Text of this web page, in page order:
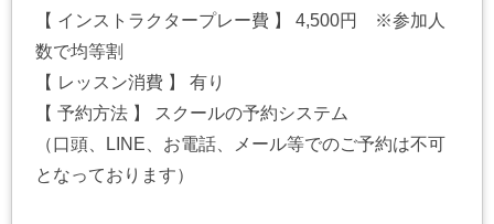
【 インストラクタープレー費 】 4,500円 ※参加人
数で均等割
【 レッスン消費 】 有り
【 予約方法 】 スクールの予約システム
（口頭、LINE、お電話、メール等でのご予約は不可
となっております）